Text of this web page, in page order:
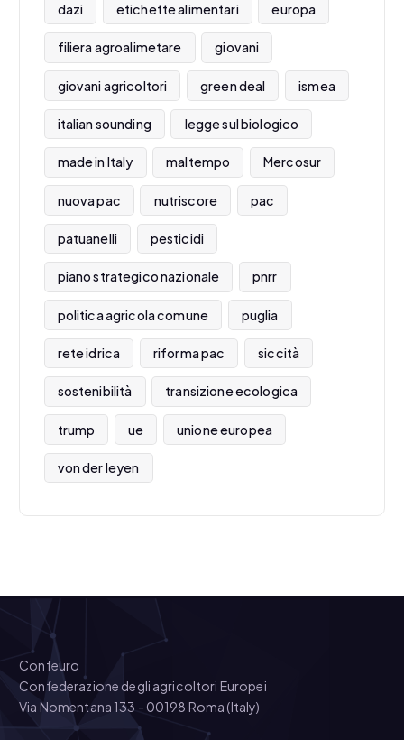
dazi etichette alimentari europa
filiera agroalimetare giovani
giovani agricoltori green deal ismea
italian sounding legge sul biologico
made in Italy maltempo Mercosur
nuova pac nutriscore pac
patuanelli pesticidi
piano strategico nazionale pnrr
politica agricola comune puglia
rete idrica riforma pac siccità
sostenibilità transizione ecologica
trump ue unione europea
von der leyen
Confeuro
Confederazione degli agricoltori Europei
Via Nomentana 133 - 00198 Roma (Italy)